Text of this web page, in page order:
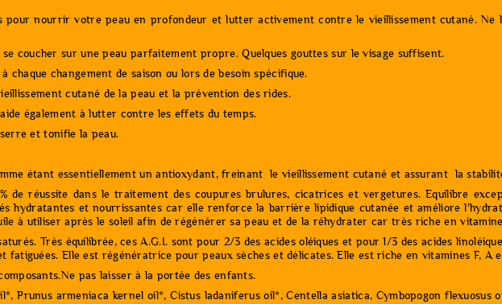
pour nourrir votre peau en profondeur et lutter activement contre le vieillissement cutané. Ne
coucher sur une peau parfaitement propre. Quelques gouttes sur le visage suffisent.
changement de saison ou lors de besoin spécifique.
cutané de la peau et la prévention des rides.
également à lutter contre les effets du temps.
et tonifie la peau.
étant essentiellement un antioxydant, freinant le vieillissement cutané et assurant la
de réussite dans le traitement des coupures brulures, cicatrices et vergetures. Equilibre
hydratantes et nourrissantes car elle renforce la barrière lipidique cutanée et améliore
à utiliser après le soleil afin de régénérer sa peau et de la réhydrater car très riche en
Très équilibrée, ces A.G.I. sont pour 2/3 des acides oléiques et pour 1/3 des acides
fatiguées. Elle est régénératrice pour peaux sèches et délicates. Elle est riche en vitamines F, A
pas laisser à la portée des enfants.
Prunus armeniaca kernel oil*, Cistus ladaniferus oil*, Centella asiatica, Cymbopogon flexuosus